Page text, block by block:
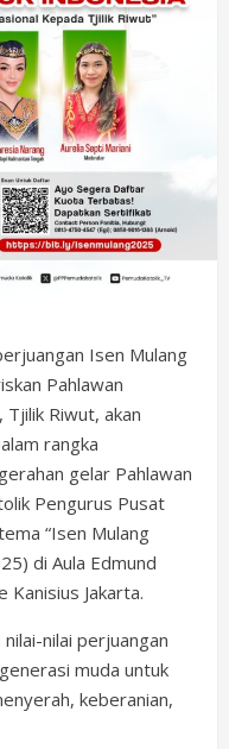
Isen Mulang
Pahlawan
Tjilik Riwut, akan
rangka
gelar Pahlawan
Pengurus Pusat
“Isen Mulang
di Aula Edmund
Kanisius Jakarta.
nilai perjuangan
muda untuk
keberanian,